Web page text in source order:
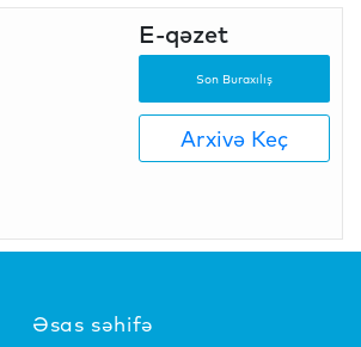
E-qəzet
Son Buraxılış
Arxivə Keç
Əsas səhifə